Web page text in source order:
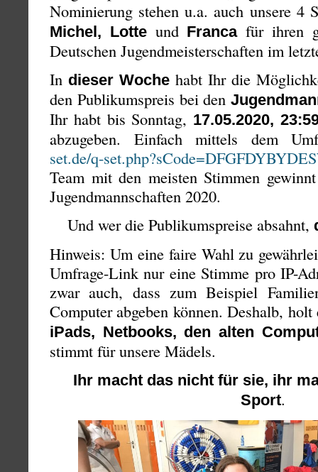
Nominierung stehen u.a. auch unsere 4
Michel, Lotteund Francafür ihren
Deutschen Jugendmeisterschaften im
In dieser Woche habt Ihr die
den Publikumspreis bei den
Ihr habt bis Sonntag, 17.05.2020,
abzugeben. Einfach mittels dem
set.de/q-
Team mit den meisten Stimmen
Jugendmannschaften 2020.
Und wer die Publikumspreise absahnt,
Hinweis: Um eine faire Wahl zu
Umfrage-Link nur eine Stimme pro IP-
zwar auch, dass zum Beispiel
Computer abgeben können. Deshalb,
iPads, Netbooks, den alten
stimmt für unsere Mädels.
Ihr macht das nicht für sie, ihr
Sport.